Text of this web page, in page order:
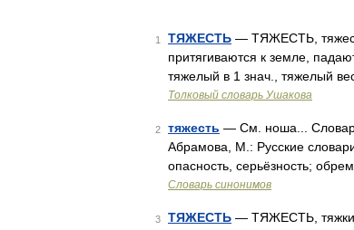
1 ТЯЖЕСТЬ — ТЯЖЕСТЬ,
притягиваются к земле,
тяжелый в 1 знач., тяжелый
Толковый словарь Ушакова
2 тяжесть — См. ноша...
Абрамова, М.: Русские
опасность, серьёзность;
Словарь синонимов
3 ТЯЖЕСТЬ — ТЯЖЕСТЬ,